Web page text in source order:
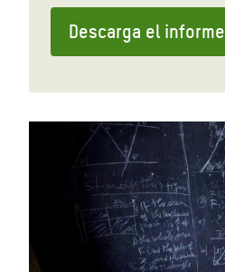
Descarga el informe